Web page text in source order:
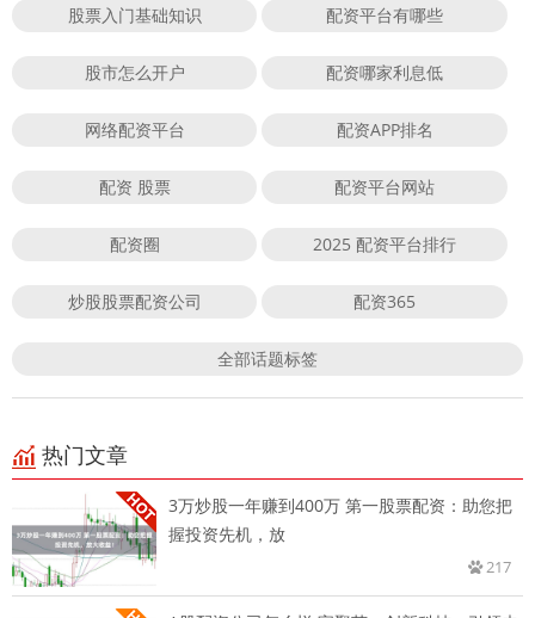
股票入门基础知识 配资平台有哪些
股市怎么开户 配资哪家利息低
网络配资平台 配资APP排名
配资 股票 配资平台网站
配资圈 2025 配资平台排行
炒股股票配资公司 配资365
全部话题标签
热门文章
3万炒股一年赚到400万 第一股票配资：助您把
握投资先机，放
217